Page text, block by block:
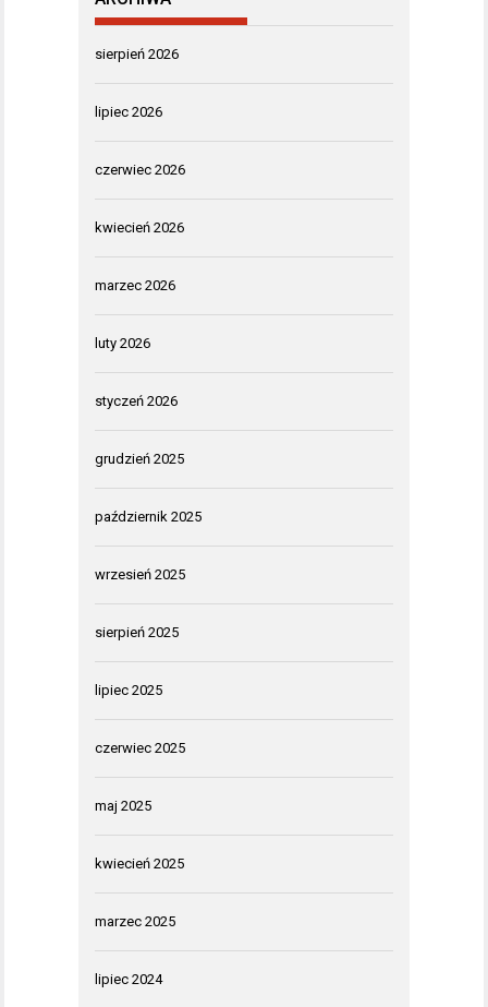
sierpień 2026
lipiec 2026
czerwiec 2026
kwiecień 2026
marzec 2026
luty 2026
styczeń 2026
grudzień 2025
październik 2025
wrzesień 2025
sierpień 2025
lipiec 2025
czerwiec 2025
maj 2025
kwiecień 2025
marzec 2025
lipiec 2024